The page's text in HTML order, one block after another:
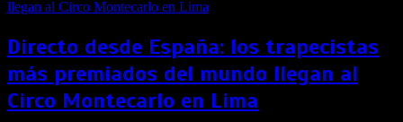
Directo desde España: los trapecistas
más premiados del mundo llegan al
Circo Montecarlo en Lima